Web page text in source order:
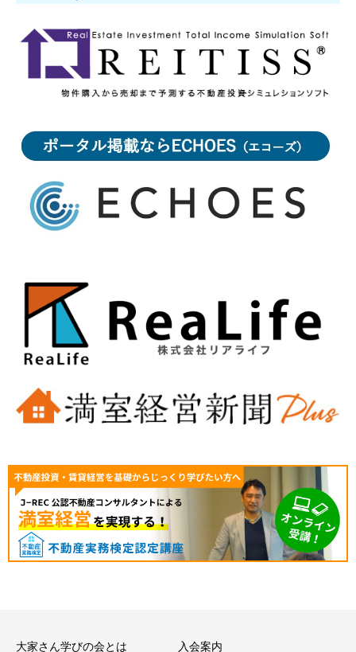
大家さん学びの会とは 入会案内